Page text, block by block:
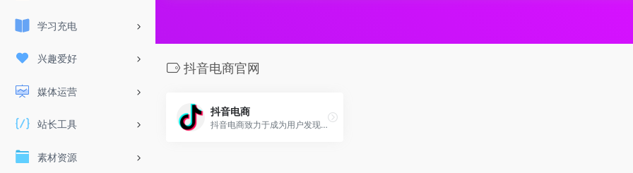
学习充电
兴趣爱好
媒体运营
站长工具
素材资源
抖音电商官网
抖音电商
抖音电商致力于成为用户发现并获得优价好物的首选平台。同时，抖音电商积极引入优质合作伙伴，为商家变现提供多元的选择。短视频、商家自播、主播带货，满足商家达人多形式变现需求。